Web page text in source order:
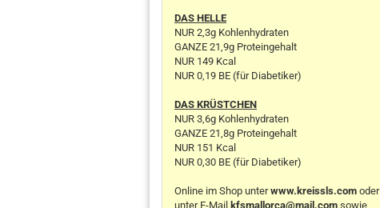
DAS HELLE
NUR 2,3g Kohlenhydraten
GANZE 21,9g Proteingehalt
NUR 149 Kcal
NUR 0,19 BE (für Diabetiker)
DAS KRÜSTCHEN
NUR 3,6g Kohlenhydraten
GANZE 21,8g Proteingehalt
NUR 151 Kcal
NUR 0,30 BE (für Diabetiker)
Online im Shop unterwww.kreissls.com oder
unter E-Mail kfsmallorca@mail.com sowie